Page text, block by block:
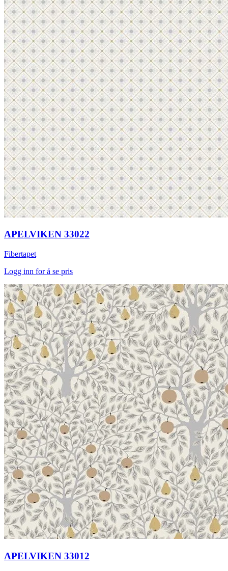
APELVIKEN 33022
Fibertapet
Logg inn for å se pris
APELVIKEN 33012